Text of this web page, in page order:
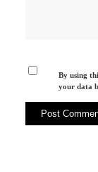
By using
your data